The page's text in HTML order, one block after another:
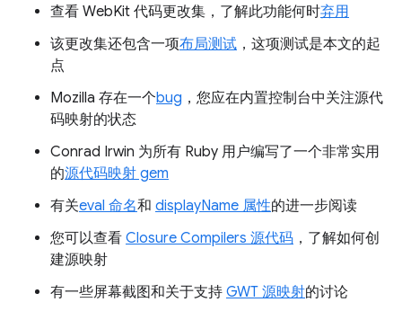
查看 WebKit 代码更改集，了解此功能何时弃用
该更改集还包含一项布局测试 ，这项测试是本文的起
点
Mozilla 存在一个bug ，您应在内置控制台中关注源代
码映射的状态
Conrad Irwin 为所有 Ruby 用户编写了一个非常实用
的源代码映射 gem
有关eval 命名和 displayName 属性的进一步阅读
您可以查看 Closure Compilers 源代码 ，了解如何创
建源映射
有一些屏幕截图和关于支持 GWT 源映射的讨论